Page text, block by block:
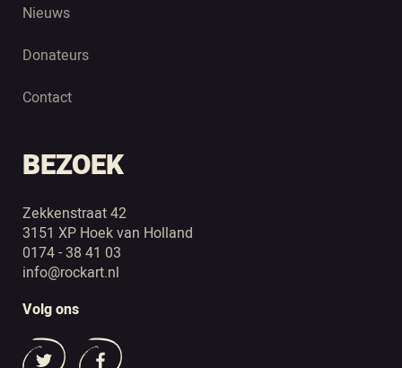
Nieuws
Donateurs
Contact
BEZOEK
Zekkenstraat 42
3151 XP Hoek van Holland
0174 - 38 41 03
info@rockart.nl
Volg ons